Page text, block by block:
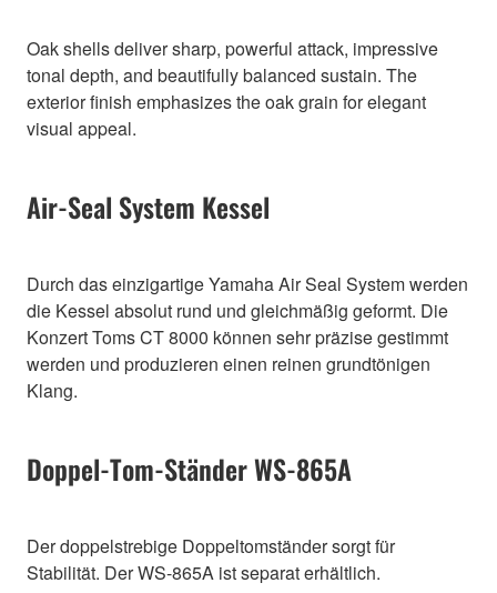
Oak shells deliver sharp, powerful attack, impressive
tonal depth, and beautifully balanced sustain. The
exterior finish emphasizes the oak grain for elegant
visual appeal.
Air-Seal System Kessel
Durch das einzigartige Yamaha Air Seal System werden
die Kessel absolut rund und gleichmäßig geformt. Die
Konzert Toms CT 8000 können sehr präzise gestimmt
werden und produzieren einen reinen grundtönigen
Klang.
Doppel-Tom-Ständer WS-865A
Der doppelstrebige Doppeltomständer sorgt für
Stabilität. Der WS-865A ist separat erhältlich.